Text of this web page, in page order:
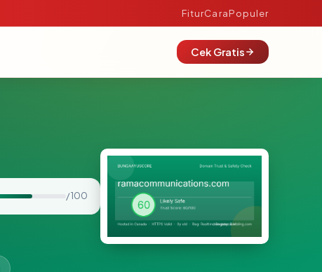
FiturCaraPopuler
Cek Gratis
/ 100